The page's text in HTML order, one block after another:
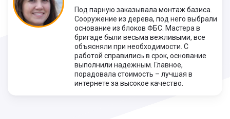
Под парную заказывала монтаж базиса.
Сооружение из дерева, под него выбрали
основание из блоков ФБС. Мастера в
бригаде были весьма вежливыми, все
объясняли при необходимости. С
работой справились в срок, основание
выполнили надежным. Главное,
порадовала стоимость – лучшая в
интернете за высокое качество.